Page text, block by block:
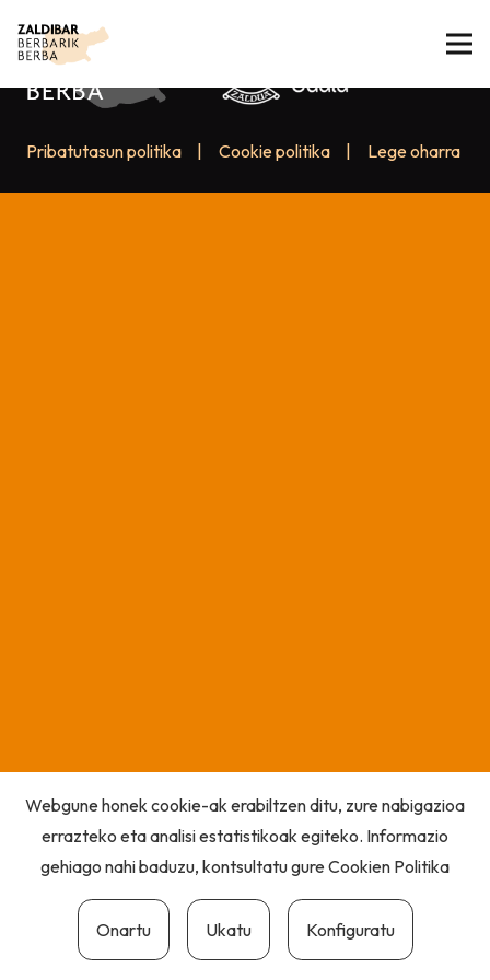
Pribatutasun politika Cookie politika Lege oharra
Webgune honek cookie-ak erabiltzen ditu, zure nabigazioa
errazteko eta analisi estatistikoak egiteko. Informazio
gehiago nahi baduzu, kontsultatu gureCookien Politika
Onartu Ukatu Konfiguratu